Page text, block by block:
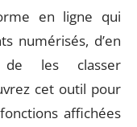
en ligne qui
numérisés, d’en
les classer
cet outil pour
affichées